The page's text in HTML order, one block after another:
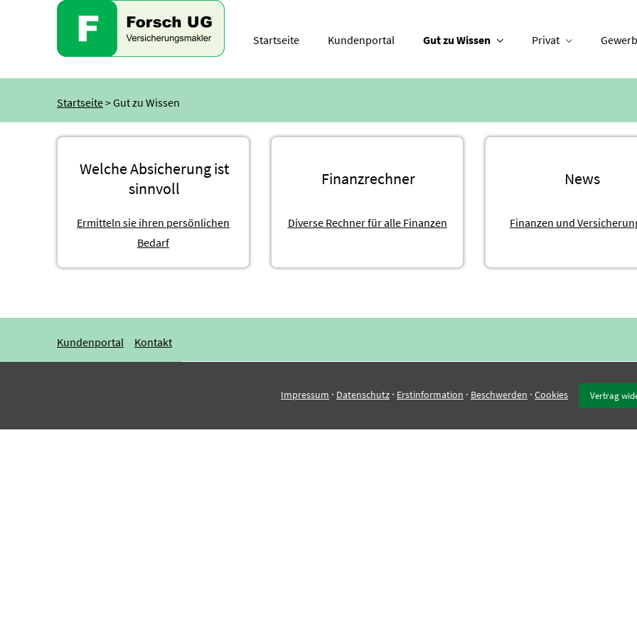
Startseite Kundenportal Gut zu Wissen Privat
Startseite> Gut zu Wissen
Welche Absicherung ist
sinnvoll
Ermitteln sie ihren persönlichen
Bedarf
Finanzrechner
Diverse Rechner für alle Finanzen
News
Finanzen und
Kundenportal Kontakt
Impressum · Datenschutz · Erstinformation · Beschwerden · Cookies Vertrag